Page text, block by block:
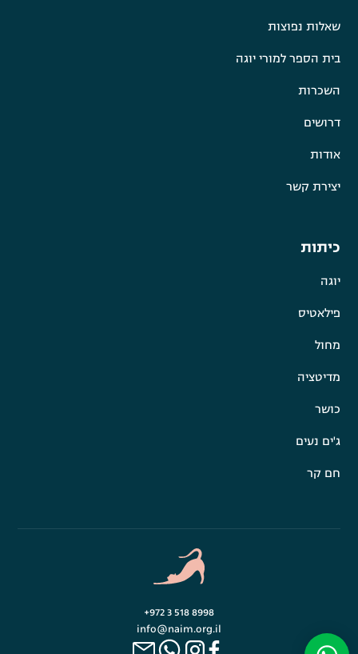
שאלות נפוצות
בית הספר למורי יוגה
השכרות
דרושים
אודות
יצירת קשר
כיתות
יוגה
פילאטיס
מחול
מדיטציה
כושר
ג'ים נעים
חם קר
+972 3 518 8998
info@naim.org.il